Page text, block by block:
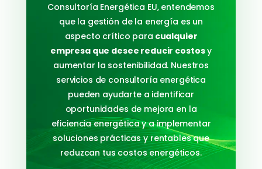
Consultoría Energética EU, entendemos
que la gestión de la energía es un
aspecto crítico para cualquier
empresa que desee reducir costosy
aumentar la sostenibilidad. Nuestros
servicios de consultoría energética
pueden ayudarte a identificar
oportunidades de mejora en la
eficiencia energética y a implementar
soluciones prácticas y rentables que
reduzcan tus costos energéticos.